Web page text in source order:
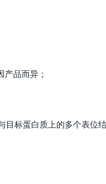
产品而异；
目标蛋白质上的多个表位